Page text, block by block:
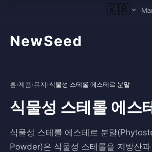
🇰🇷
NewSeed
홈›제품›유지›식물성 스테롤 에스테르 분말
식물성 스테롤 에스
식물성 스테롤 에스테르 분말
Powder)은 식물성 스테롤을 지방산